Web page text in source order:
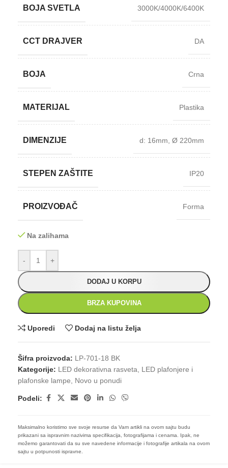
BOJA SVETLA 3000K/4000K/6400K
CCT DRAJVER DA
BOJA Crna
MATERIJAL Plastika
DIMENZIJE d: 16mm Ø 220mm
STEPEN ZAŠTITE IP20
PROIZVOĐAČ Forma
Na zalihama
- +
DODAJ U KORPU
BRZA KUPOVINA
Uporedi Dodaj na listu želja
Šifra proizvoda: LP-701-18 BK
Kategorije: LED dekorativna rasveta
LED plafonjere i
plafonske lampe
Novo u ponudi
Podeli:
Maksimalno koristimo sve svoje resurse da Vam artikli na ovom sajtu budu
prikazani sa ispravnim nazivima specifikacija, fotografijama i cenama. Ipak, ne
možemo garantovati da su sve navedene informacije i fotografije artikala na ovom
sajtu u potpunosti ispravne.